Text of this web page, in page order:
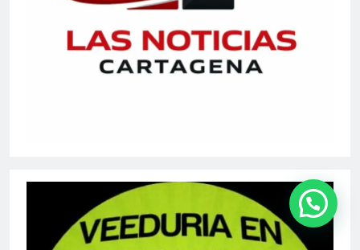
Carolina Lozano fue elegida Consejera Nacional del
Nuevo Liberalismo